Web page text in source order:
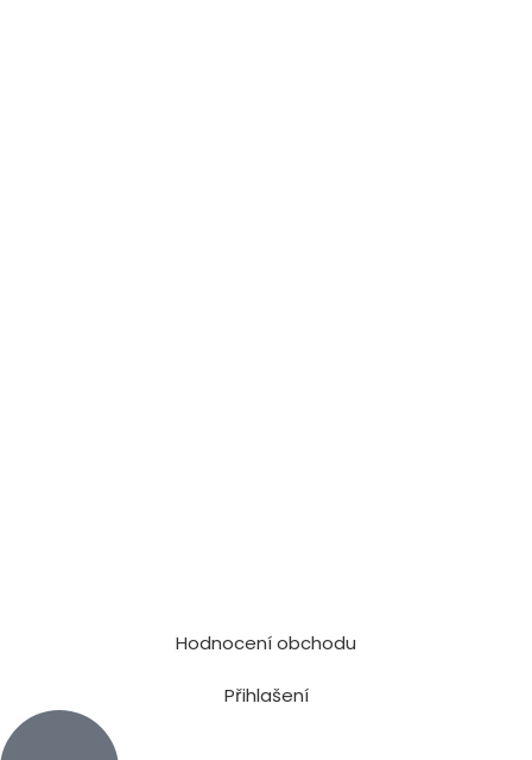
Hodnocení obchodu
Přihlašení